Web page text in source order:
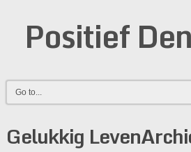
Positief
Gelukkig